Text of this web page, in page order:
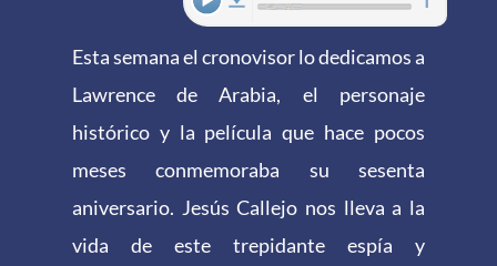
Esta semana el cronovisor lo dedicamos a
Lawrence de Arabia, el personaje
histórico y la película que hace pocos
meses conmemoraba su sesenta
aniversario. Jesús Callejo nos lleva a la
vida de este trepidante espía y